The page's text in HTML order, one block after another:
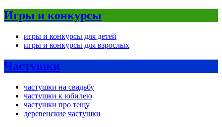
Игры и конкурсы
игры и конкурсы для детей
игры и конкурсы для взрослых
Частушки
частушки на свадьбу
частушки к юбилею
частушки про тещу
деревенские частушки